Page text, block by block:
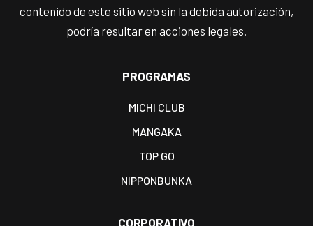
contenido de este sitio web sin la debida autorización,
podría resultar en acciones legales.
PROGRAMAS
MICHI CLUB
MANGAKA
TOP GO
NIPPONBUNKA
CORPORATIVO